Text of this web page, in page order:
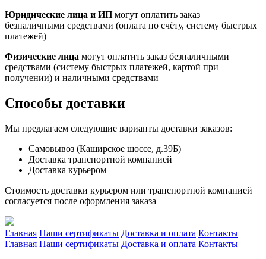
Юридические лица и ИП могут оплатить заказ
безналичными средствами (оплата по счёту, систему быстрых
платежей)
Физические лица могут оплатить заказ безналичными
средствами (систему быстрых платежей, картой при
получении) и наличными средствами
Способы доставки
Мы предлагаем следующие варианты доставки заказов:
Самовывоз (Каширское шоссе, д.39Б)
Доставка транспортной компанией
Доставка курьером
Стоимость доставки курьером или транспортной компанией
согласуется после оформления заказа
Главная Наши сертификаты Доставка и оплата Контакты
Главная Наши сертификаты Доставка и оплата Контакты